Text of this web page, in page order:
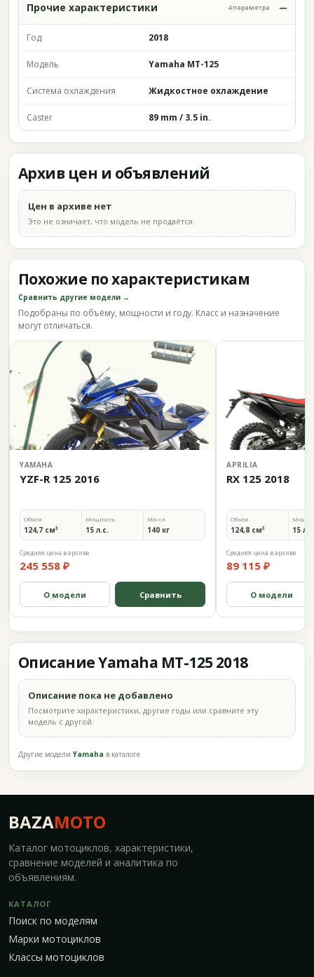
Прочие характеристики 4 параметра
Год 2018
Модель Yamaha MT-125
Система охлаждения Жидкостное охлаждение
Caster 89 mm / 3.5 in.
Архив цен и объявлений
Цен в архиве нет
Это не означает, что модель не продаётся.
Похожие по характеристикам
Сравнить другие модели →
Подобраны по объёму, мощности и году. Класс и назначение
могут отличаться.
YAMAHA
YZF-R 125 2016
Объём
124,7 см³
Мощность
15 л.с.
Масса
140 кг
Средняя цена в архиве
245 558 ₽
О модели Сравнить
APRILIA
RX 125 2018
Объём
124,8 см³ 15
Средняя цена в архиве
89 115 ₽
О модели
Описание Yamaha MT-125 2018
Описание пока не добавлено
Посмотрите характеристики, другие годы или сравните эту
модель с другой.
Другие моделиYamaha в каталоге
BAZAMOTO
Каталог мотоциклов, характеристики,
сравнение моделей и аналитика по
объявлениям.
КАТАЛОГ
Поиск по моделям
Марки мотоциклов
Классы мотоциклов